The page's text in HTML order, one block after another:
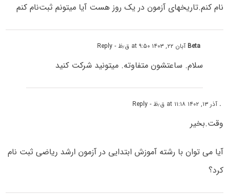
نام کنم.تاریخهای آزمون در یک روز هست آیا میتونم ثبت‌نام کنم
Betaآبان ۲۲, ۱۴۰۳ at ۹:۵۰ ق٫ظ - Reply
سلام. ساعتشون متفاوته. میتونید شرکت کنید
. آذر ۱۳, ۱۴۰۲ at ۱۱:۱۸ ق٫ظ - Reply
وقت.بخیر
آیا می توان با رشته آموزش ابتدایی در آزمون ارشد ریاضی ثبت نام
کرد؟